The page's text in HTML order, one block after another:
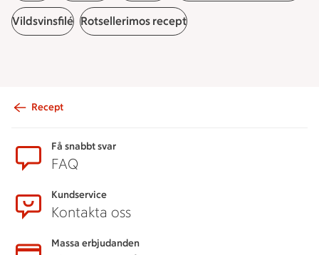
Vildsvinsfilé Rotsellerimos recept
Recept
Få snabbt svar
FAQ
Kundservice
Kontakta oss
Massa erbjudanden